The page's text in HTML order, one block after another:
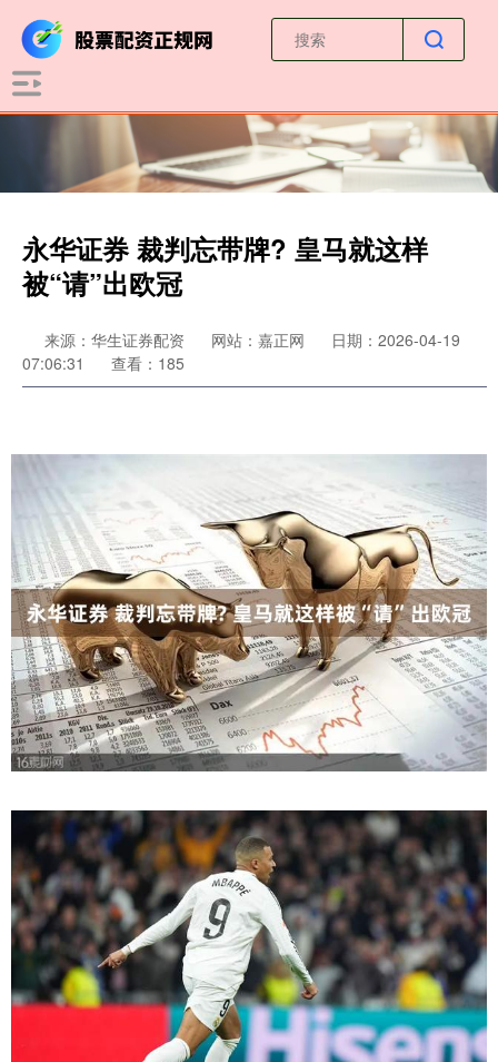
永华证券 裁判忘带牌? 皇马就这样
被“请”出欧冠
来源：华生证券配资 网站：嘉正网
日期：2026-04-19
07:06:31
查看：185